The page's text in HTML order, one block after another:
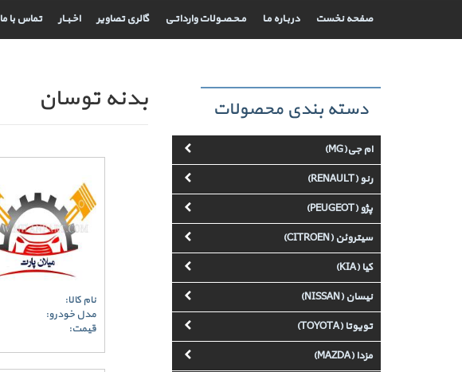
صفحه نخست دربـاره مـا مـحـصـولات وارداتـی گالری تصاویر اخـبــار تماس با ما
دسته بندی محصولات
ام جی(MG)
رنو (RENAULT)
پژو (PEUGEOT)
سیتروئن (CITROEN)
کیا (KIA)
نیسان (NISSAN)
تویوتا (TOYOTA)
مزدا (MAZDA)
بدنه توسان
نام کالا:
مدل خودرو:
قیمت: